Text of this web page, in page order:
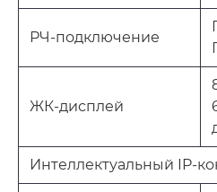
РЧ-подключение
ЖК-дисплей
Интеллектуальный IP-